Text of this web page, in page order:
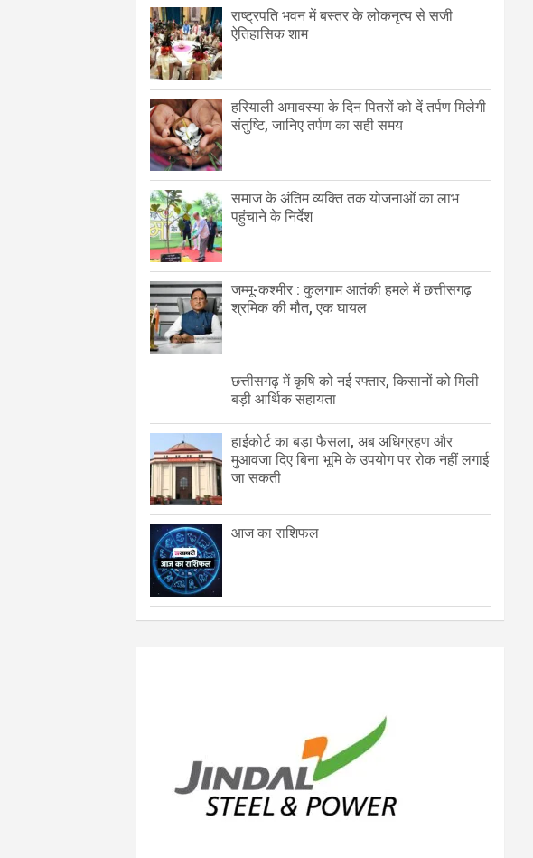
राष्ट्रपति भवन में बस्तर के लोकनृत्य से सजी
ऐतिहासिक शाम
हरियाली अमावस्या के दिन पितरों को दें तर्पण मिलेगी
संतुष्टि, जानिए तर्पण का सही समय
समाज के अंतिम व्यक्ति तक योजनाओं का लाभ
पहुंचाने के निर्देश
जम्मू-कश्मीर : कुलगाम आतंकी हमले में छत्तीसगढ़
श्रमिक की मौत, एक घायल
छत्तीसगढ़ में कृषि को नई रफ्तार, किसानों को मिली
बड़ी आर्थिक सहायता
हाईकोर्ट का बड़ा फैसला, अब अधिग्रहण और
मुआवजा दिए बिना भूमि के उपयोग पर रोक नहीं लगाई
जा सकती
आज का राशिफल